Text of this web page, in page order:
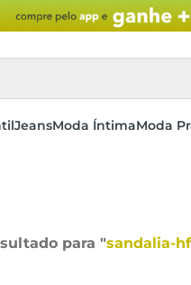
JeansModa ÍntimaModa
para "sandalia-